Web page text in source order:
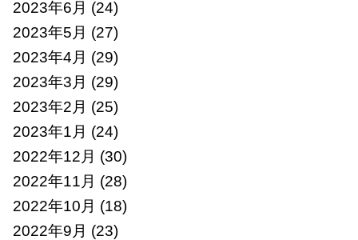
2023年6月 (24)
2023年5月 (27)
2023年4月 (29)
2023年3月 (29)
2023年2月 (25)
2023年1月 (24)
2022年12月 (30)
2022年11月 (28)
2022年10月 (18)
2022年9月 (23)